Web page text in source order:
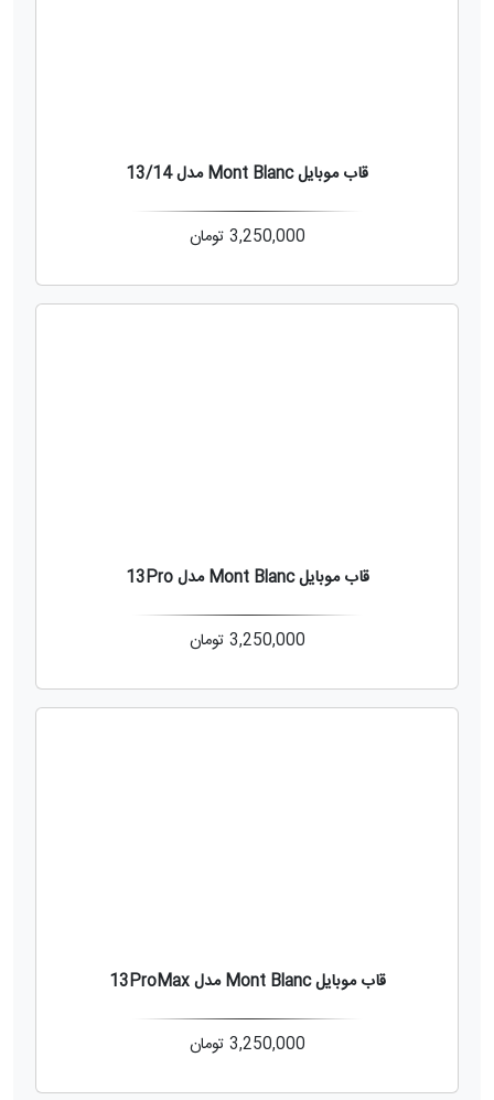
قاب موبایل Mont Blanc مدل 13/14
3,250,000 تومان
قاب موبایل Mont Blanc مدل 13Pro
3,250,000 تومان
قاب موبایل Mont Blanc مدل 13ProMax
3,250,000 تومان